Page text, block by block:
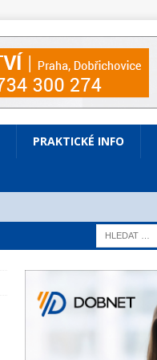
PRAKTICKÉ INFO